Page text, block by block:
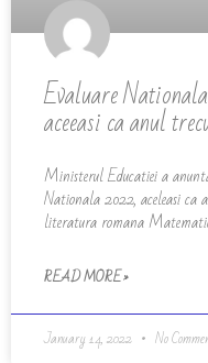
Evaluare
aceeasi ca anul
Ministerul Educatiei a
Nationala 2022, aceleasi ca
literatura romana
READ MORE »
January 14, 2022 No